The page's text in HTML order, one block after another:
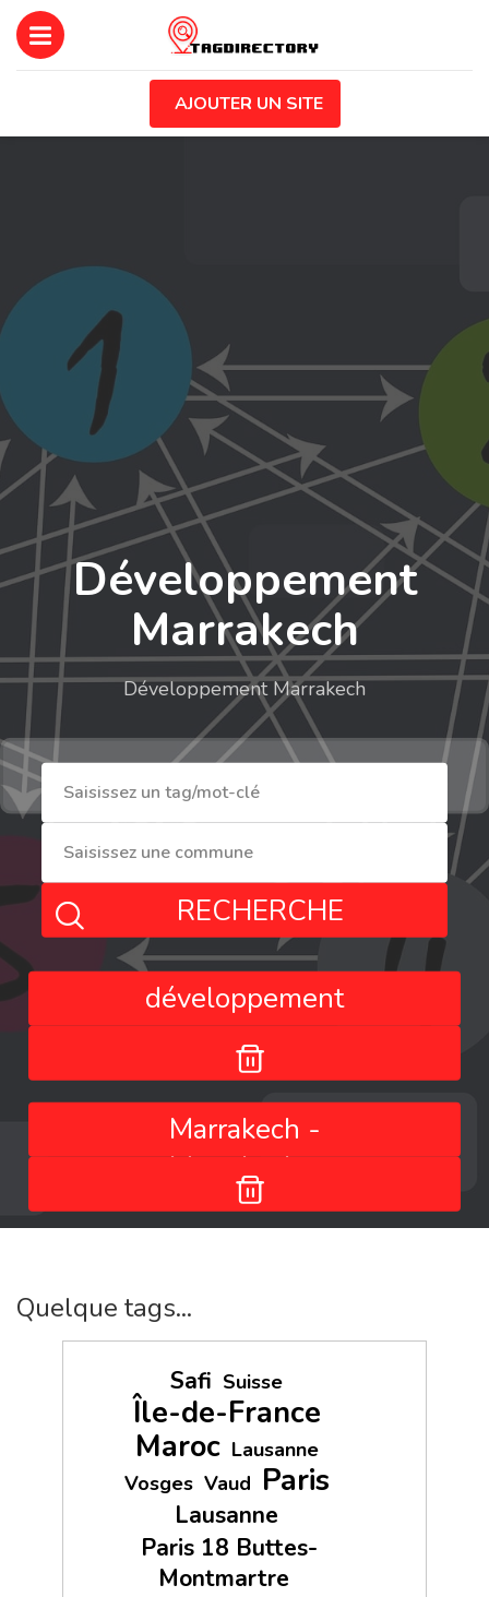
AJOUTER UN SITE
Développement
Marrakech
Développement Marrakech
RECHERCHE
développement
Marrakech -
Marrakech -
Marrakesh-Safi -
Quelque tags...
Safi Suisse
Île-de-France
Maroc Lausanne
Vosges Vaud Paris
Lausanne
Paris 18 Buttes-
Montmartre